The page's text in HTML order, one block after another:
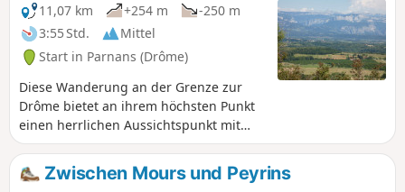
11,07 km
+254 m
-250 m
3:55 Std.
Mittel
Start in Parnans (Drôme)
Diese Wanderung an der Grenze zur
Drôme bietet an ihrem höchsten Punkt
einen herrlichen Aussichtspunkt mit
Panoramablick auf die Bergkette des
Vercors, die Ebene von Romans und die
Berge der Ardèche.
Zwischen Mours und Peyrins